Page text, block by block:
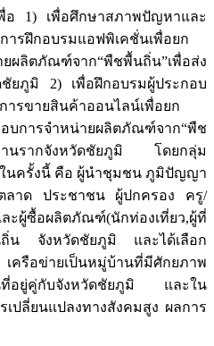
พื่อ 1) เพื่อศึกษาสภาพปัญหาและ
รฝึกอบรมแอฟพิเคชั่นเพื่อยก
ผลิตภัณฑ์จาก“พืชพื้นถิ่น”เพื่อส่ง
ชัยภูมิ 2) เพื่อฝึกอบรมผู้ประกอบ
ารขายสินค้าออนไลน์เพื่อยก
บการจำหน่ายผลิตภัณฑ์จาก“พืช
ฐานรากจังหวัดชัยภูมิ โดยกลุ่ม
ในครั้งนี้ คือ ผู้นำชุมชน ภูมิปัญญา
ลาด ประชาชน ผู้ปกครอง ครู/
ะผู้ซื้อผลิตภัณฑ์(นักท่องเที่ยว,ผู้ที่
น จังหวัดชัยภูมิ และได้เลือก
รือข่ายเป็นหมู่บ้านที่มีศักยภาพ
ที่อยู่คู่กับจังหวัดชัยภูมิ และใน
ปลี่ยนแปลงทางสังคมสูง ผลการ